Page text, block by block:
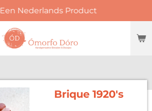
Een Nederlands Product
Brique 1920's